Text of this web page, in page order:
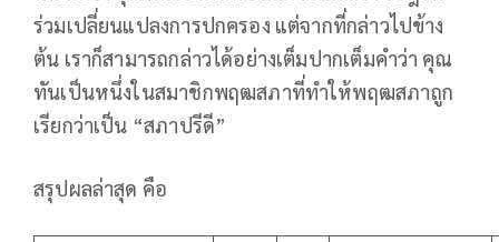
ร่วมเปลี่ยนแปลงการปกครอง แต่จากที่กล่าวไปข้าง
ต้น เราก็สามารถกล่าวได้อย่างเต็มปากเต็มคำว่า คุณ
ทันเป็นหนึ่งในสมาชิกพฤฒสภาที่ทำให้พฤฒสภาถูก
เรียกว่าเป็น “สภาปรีดี”
สรุปผลล่าสุด คือ